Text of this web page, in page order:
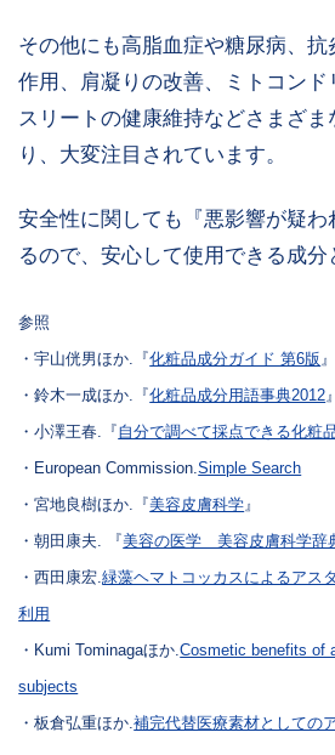
その他にも高脂血症や糖尿病、
作用、肩凝りの改善、ミトコン
スリートの健康維持などさまざ
り、大変注目されています。
安全性に関しても『悪影響が疑
るので、安心して使用できる成分
参照
・宇山侊男ほか.『化粧品成分ガイド 第6版 』
・鈴木一成ほか.『化粧品成分用語事典2012 』
・小澤王春.『自分で調べて採点できる化粧
・European Commission.Simple Search
・宮地良樹ほか.『美容皮膚科学 』
・朝田康夫. 『美容の医学 美容皮膚科学辞
・西田康宏.緑藻ヘマトコッカスによるアス
利用
・Kumi Tominagaほか.Cosmetic benefits of
subjects
・板倉弘重ほか.補完代替医療素材としての